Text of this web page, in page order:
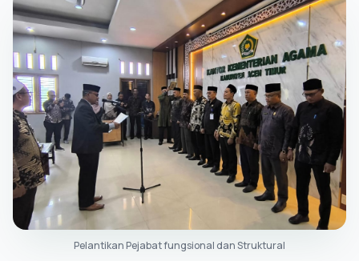
Pelantikan Pejabat fungsional dan Struktural